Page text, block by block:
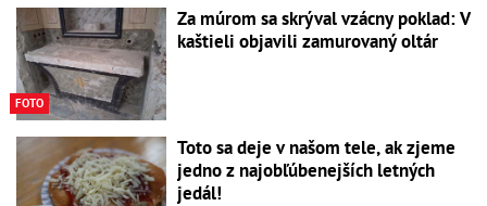
FOTO
Za múrom sa skrýval vzácny poklad: V
kaštieli objavili zamurovaný oltár
Toto sa deje v našom tele, ak zjeme
jedno z najobľúbenejších letných
jedál!